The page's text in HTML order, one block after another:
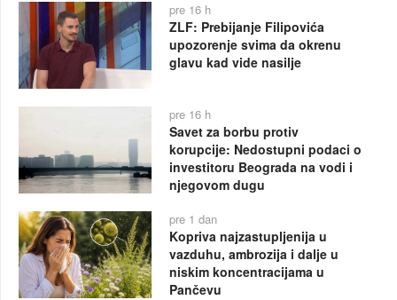
pre 16 h
ZLF: Prebijanje Filipovića
upozorenje svima da okrenu
glavu kad vide nasilje
pre 16 h
Savet za borbu protiv
korupcije: Nedostupni podaci o
investitoru Beograda na vodi i
njegovom dugu
pre 1 dan
Kopriva najzastupljenija u
vazduhu, ambrozija i dalje u
niskim koncentracijama u
Pančevu